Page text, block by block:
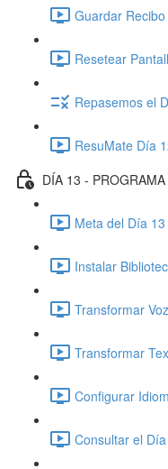
Guardar
Resetear
Repasemos el
ResuMate Día
DÍA 13 -
Meta del Día
Instalar
Transformar
Transformar
Configurar
Consultar el